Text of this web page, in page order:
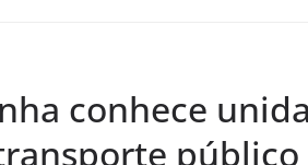
conhece
público